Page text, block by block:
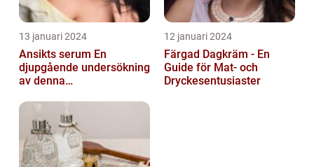
13 januari 2024
Ansikts serum En
djupgående undersökning
av denna
12 januari 2024
Färgad Dagkräm - En
Guide för Mat- och
Dryckesentusiaster